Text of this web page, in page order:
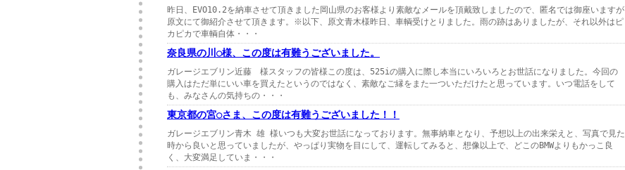
昨日、EVO10.2を納車させて頂きました岡山県のお客様より素敵なメールを頂戴致しましたので、匿名では御座いますが
原文にて御紹介させて頂きます。※以下、原文青木様昨日、車輌受けとりました。雨の跡はありましたが、それ以外はピ
カピカで車輌自体・・・
奈良県の川○様、この度は有難うございました。
ガレージエブリン近藤 様スタッフの皆様この度は、525iの購入に際し本当にいろいろとお世話になりました。今回の
購入はただ単にいい車を買えたというのではなく、素敵なご縁をまた一ついただけたと思っています。いつ電話をして
も、みなさんの気持ちの・・・
東京都の宮○さま、この度は有難うございました！！
ガレージエブリン青木 雄 様いつも大変お世話になっております。無事納車となり、予想以上の出来栄えと、写真で見た
時から良いと思っていましたが、やっぱり実物を目にして、運転してみると、想像以上で、どこのBMWよりもかっこ良
く、大変満足していま・・・